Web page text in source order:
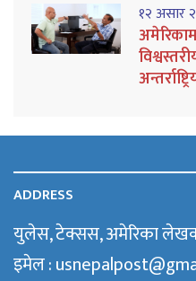
१२ असार
ADDRESS
युलेस, टेक्सस, अमेरिका लेखक
इमेल :